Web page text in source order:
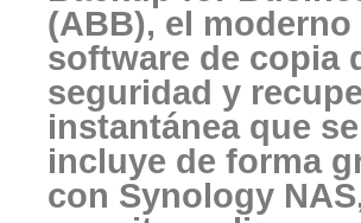
(ABB), el moderno
software de copia
seguridad y
instantánea que se
incluye de forma
con Synology